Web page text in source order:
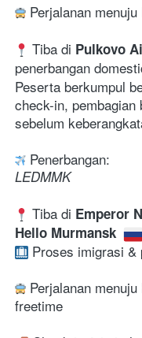
Perjalanan menuju
Tiba di Pulkovo
penerbangan
Peserta berkumpul
check-in, pembagian
sebelum
Penerbangan:
LEDMMK
Tiba di Emperor
Hello Murmansk
Proses imigrasi &
Perjalanan
freetime